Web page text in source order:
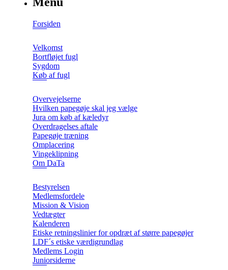
Forsiden
Velkomst
Bortfløjet fugl
Sygdom
Køb af fugl
Overvejelserne
Hvilken papegøje skal jeg vælge
Jura om køb af kæledyr
Overdragelses aftale
Papegøje træning
Omplacering
Vingeklipning
Om DaTa
Bestyrelsen
Medlemsfordele
Mission & Vision
Vedtægter
Kalenderen
Etiske retningslinier for opdræt af større papegøjer
LDF´s etiske værdigrundlag
Medlems Login
Juniorsiderne